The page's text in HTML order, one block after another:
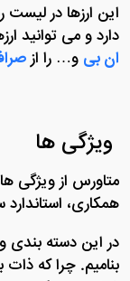
این ارزها در لیست
دارد و می توانید
ان بی و… را از
ویژگی ها
متاورس از ویژگی
همکاری،
در این دسته بندی
بنامیم. چرا که